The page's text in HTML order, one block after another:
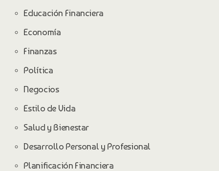
Educación Financiera
Economía
Finanzas
Política
Negocios
Estilo de Vida
Salud y Bienestar
Desarrollo Personal y Profesional
Planificación Financiera